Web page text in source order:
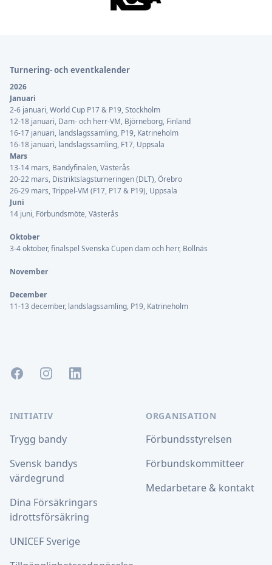
Turnering- och eventkalender
2026
Januari
2-6 januari, World Cup P17 & P19, Stockholm
12-18 januari, Dam- och herr-VM, Björneborg, Finland
16-17 januari, landslagssamling, P19, Katrineholm
16-18 januari, landslagssamling, F17, Uppsala
Mars
13-14 mars, Bandyfinalen, Västerås
20-22 mars, Distriktslagsturneringen (DLT), Örebro
26-29 mars, Trippel-VM (F17, P17 & P19), Uppsala
Juni
14 juni, Förbundsmöte, Västerås
Oktober
3-4 oktober, finalspel Svenska Cupen dam och herr, Bollnäs
November
December
11-13 december, landslagssamling, P19, Katrineholm
FacebookInstagramLinkedIn
INITIATIV
Trygg bandy
Svensk bandys
värdegrund
Dina Försäkringars
idrottsförsäkring
UNICEF Sverige
ORGANISATION
Förbundsstyrelsen
Förbundskommitteer
Medarbetare & kontakt